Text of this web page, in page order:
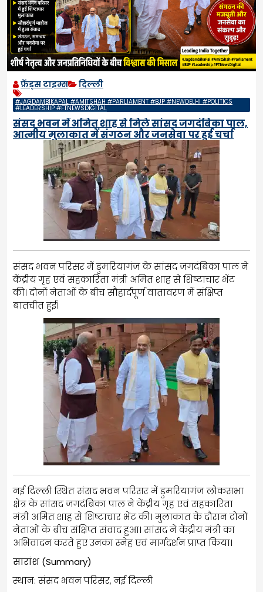
फ्रेंड्स टाइम्स दिल्ली
#JAGDAMBIKAPAL #AMITSHAH #PARLIAMENT #BJP #NEWDELHI #POLITICS
#LEADERSHIP #FTNEWSDIGITAL
संसद भवन में अमित शाह से मिले सांसद जगदंबिका पाल,
आत्मीय मुलाकात में संगठन और जनसेवा पर हुई चर्चा
संसद भवन परिसर में डुमरियागंज के सांसद जगदंबिका पाल ने
केंद्रीय गृह एवं सहकारिता मंत्री अमित शाह से शिष्टाचार भेंट
की। दोनों नेताओं के बीच सौहार्दपूर्ण वातावरण में संक्षिप्त
बातचीत हुई।
नई दिल्ली स्थित संसद भवन परिसर में डुमरियागंज लोकसभा
क्षेत्र के सांसद जगदंबिका पाल ने केंद्रीय गृह एवं सहकारिता
मंत्री अमित शाह से शिष्टाचार भेंट की। मुलाकात के दौरान दोनों
नेताओं के बीच संक्षिप्त संवाद हुआ। सांसद ने केंद्रीय मंत्री का
अभिवादन करते हुए उनका स्नेह एवं मार्गदर्शन प्राप्त किया।
सारांश (Summary)
स्थान: संसद भवन परिसर, नई दिल्ली